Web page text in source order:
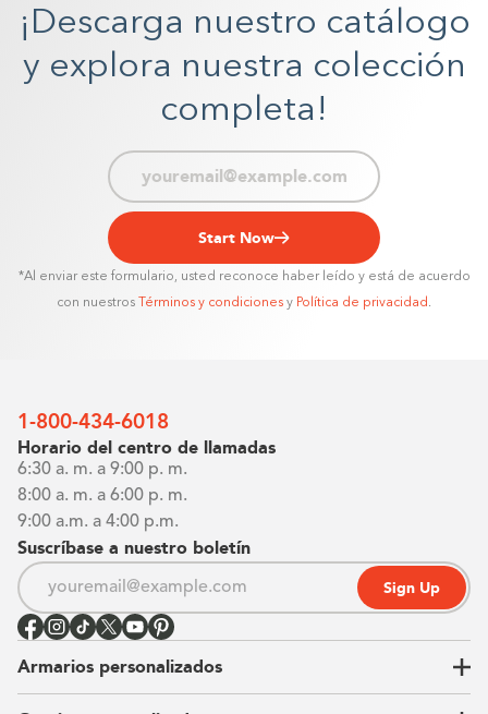
¡Descarga nuestro catálogo
y explora nuestra colección
completa!
Start Now
*Al enviar este formulario, usted reconoce haber leído y está de acuerdo
con nuestros
Términos y condiciones y Política de privacidad .
1-800-434-6018
Horario del centro de llamadas
6:30 a. m. a 9:00 p. m.
8:00 a. m. a 6:00 p. m.
9:00 a.m. a 4:00 p.m.
Suscríbase a nuestro boletín
Sign Up
Armarios personalizados